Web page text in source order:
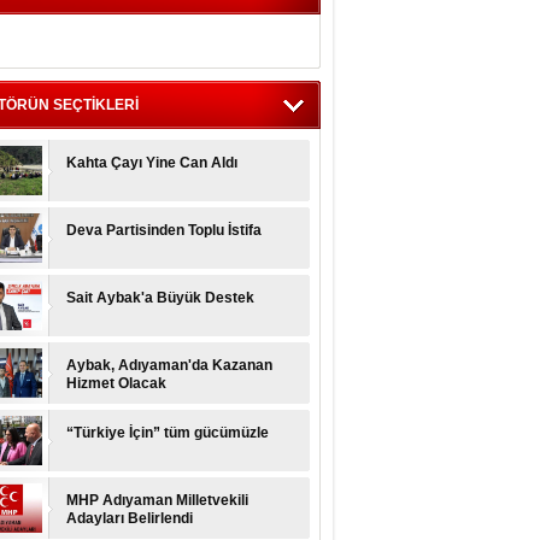
YİĞİT
KUTLU
Ulusal Ve Yerel Gazeteciler
Ağırladı
DURMUŞ
DARBENİN ALTINDA
ERKUT
ırak olan gönülden de ırak
SEÇTİKLERİ
Kahta Çayı Yine Can Aldı
Deva Partisinden Toplu İstifa
Sait Aybak'a Büyük Destek
Aybak, Adıyaman'da Kazanan
Hizmet Olacak
“Türkiye İçin” tüm gücümüzle
MHP Adıyaman Milletvekili
Adayları Belirlendi